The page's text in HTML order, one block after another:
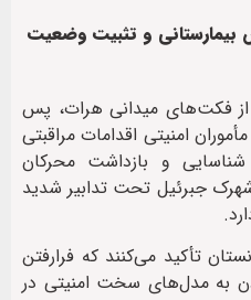
و تثبیت وضعیت
فکت‌های میدانی هرات، پس
امنیتی اقدامات مراقبتی
و بازداشت محرکان
شهرک جبرئیل تحت تدابیر شدید
تأکید می‌کنند که فرارفتن
به مدل‌های سخت امنیتی در